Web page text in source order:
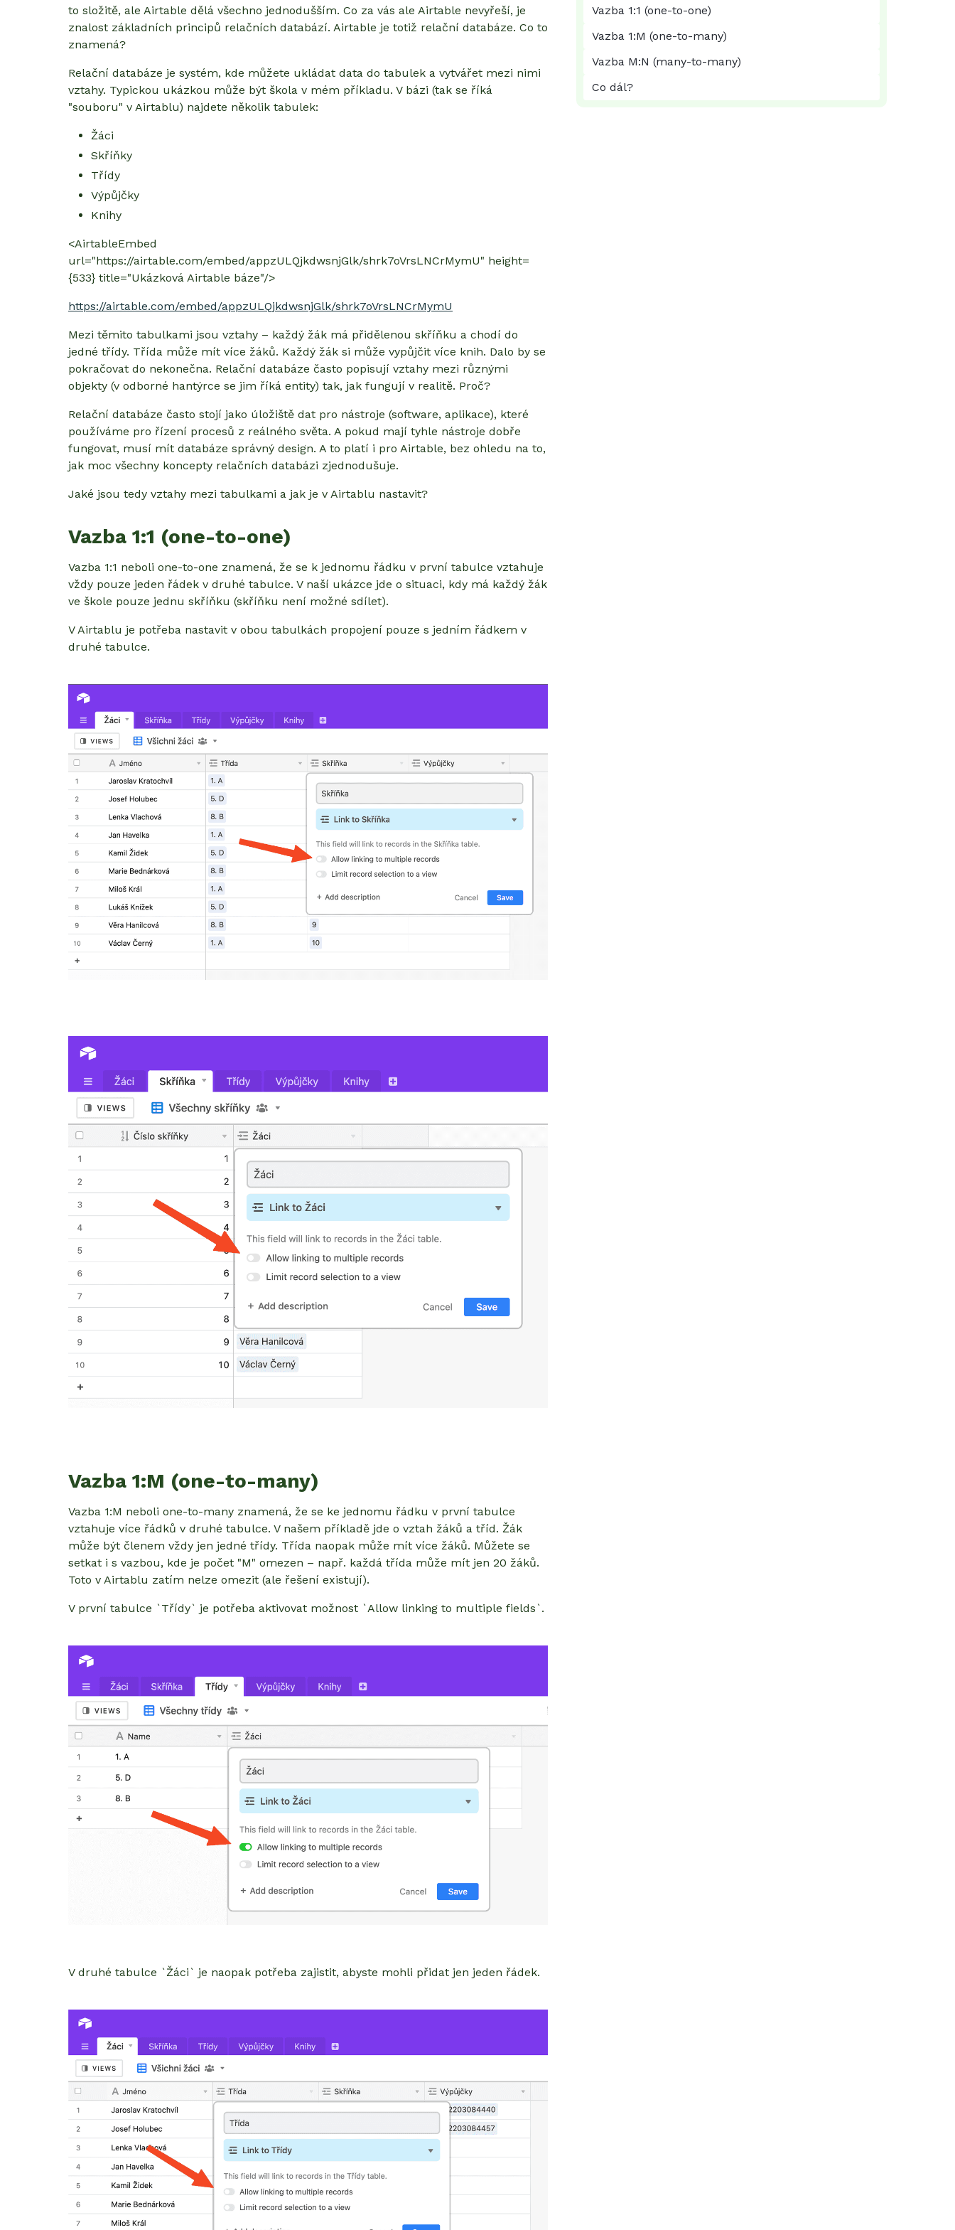
to složitě, ale Airtable dělá všechno jednodušším. Co za vás ale Airtable nevyřeší, je
znalost základních principů relačních databází. Airtable je totiž relační databáze. Co to
znamená?
Relační databáze je systém, kde můžete ukládat data do tabulek a vytvářet mezi nimi
vztahy. Typickou ukázkou může být škola v mém příkladu. V bázi (tak se říká
"souboru" v Airtablu) najdete několik tabulek:
Žáci
Skříňky
Třídy
Výpůjčky
Knihy
<AirtableEmbed
url="https://airtable.com/embed/appzULQjkdwsnjGlk/shrk7oVrsLNCrMymU" height=
{533} title="Ukázková Airtable báze"/>
https://airtable.com/embed/appzULQjkdwsnjGlk/shrk7oVrsLNCrMymU
Mezi těmito tabulkami jsou vztahy – každý žák má přidělenou skříňku a chodí do
jedné třídy. Třída může mít více žáků. Každý žák si může vypůjčit více knih. Dalo by se
pokračovat do nekonečna. Relační databáze často popisují vztahy mezi různými
objekty (v odborné hantýrce se jim říká entity) tak, jak fungují v realitě. Proč?
Relační databáze často stojí jako úložiště dat pro nástroje (software, aplikace), které
používáme pro řízení procesů z reálného světa. A pokud mají tyhle nástroje dobře
fungovat, musí mít databáze správný design. A to platí i pro Airtable, bez ohledu na to,
jak moc všechny koncepty relačních databázi zjednodušuje.
Jaké jsou tedy vztahy mezi tabulkami a jak je v Airtablu nastavit?
Vazba 1:1 (one-to-one)
Vazba 1:1 neboli one-to-one znamená, že se k jednomu řádku v první tabulce vztahuje
vždy pouze jeden řádek v druhé tabulce. V naší ukázce jde o situaci, kdy má každý žák
ve škole pouze jednu skříňku (skříňku není možné sdílet).
V Airtablu je potřeba nastavit v obou tabulkách propojení pouze s jedním řádkem v
druhé tabulce.
Vazba 1:M (one-to-many)
Vazba 1:M neboli one-to-many znamená, že se ke jednomu řádku v první tabulce
vztahuje více řádků v druhé tabulce. V našem příkladě jde o vztah žáků a tříd. Žák
může být členem vždy jen jedné třídy. Třída naopak může mít více žáků. Můžete se
setkat i s vazbou, kde je počet "M" omezen – např. každá třída může mít jen 20 žáků.
Toto v Airtablu zatím nelze omezit (ale řešení existují).
V první tabulce `Třídy` je potřeba aktivovat možnost `Allow linking to multiple fields`.
V druhé tabulce `Žáci` je naopak potřeba zajistit, abyste mohli přidat jen jeden řádek.
Vazba 1:1 (one-to-one)
Vazba 1:M (one-to-many)
Vazba M:N (many-to-many)
Co dál?